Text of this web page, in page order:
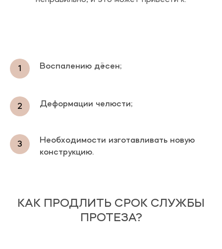
Воспалению дёсен;
Деформации челюсти;
Необходимости изготавливать новую
конструкцию.
КАК ПРОДЛИТЬ СРОК СЛУЖБЫ
ПРОТЕЗА?